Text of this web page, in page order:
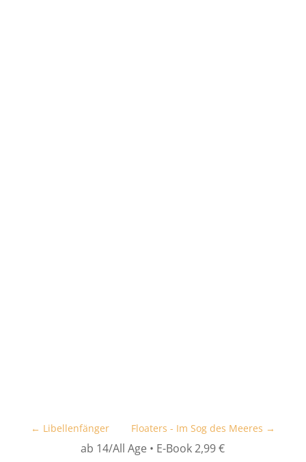
← Libellenfänger Floaters - Im Sog des Meeres →
ab 14/All Age • E-Book 2,99 €